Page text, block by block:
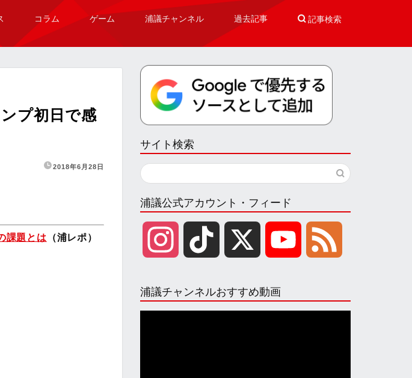
コラム ゲーム 浦議チャンネル 過去記事  記事検索
プ初日で感
2018年6月28日
課題とは （浦レポ）
サイト検索
浦議公式アカウント・フィード
s k u e
浦議チャンネルおすすめ動画